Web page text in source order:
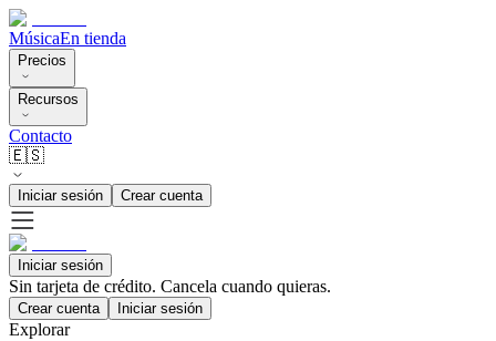
MúsicaEn tienda
Precios
Recursos
Contacto
🇪🇸
Iniciar sesión Crear cuenta
Iniciar sesión
Sin tarjeta de crédito. Cancela cuando quieras.
Crear cuenta Iniciar sesión
Explorar